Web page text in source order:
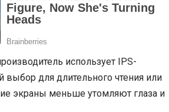
использует IPS-
выбор для длительного чтения или
экраны меньше утомляют глаза и